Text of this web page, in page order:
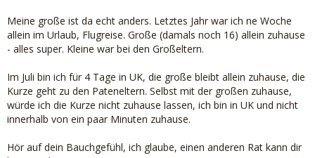
Meine große ist da echt anders. Letztes Jahr war ich ne Woche
allein im Urlaub, Flugreise. Große (damals noch 16) allein zuhause
- alles super. Kleine war bei den Großeltern.
Im Juli bin ich für 4 Tage in UK, die große bleibt allein zuhause, die
Kurze geht zu den Pateneltern. Selbst mit der großen zuhause,
würde ich die Kurze nicht zuhause lassen, ich bin in UK und nicht
innerhalb von ein paar Minuten zuhause.
Hör auf dein Bauchgefühl, ich glaube, einen anderen Rat kann dir